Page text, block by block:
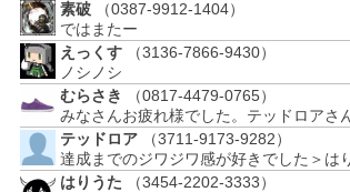
素破
（0387-9912-1404）
ではまたー
えっくす
（3136-7866-9430）
ノシノシ
むらさき
（0817-4479-0765）
みなさんお疲れ様でした。テッドロアさ
テッドロア
（3711-9173-9282）
達成までのジワジワ感が好きでした＞は
はりうた
（3454-2202-3333）